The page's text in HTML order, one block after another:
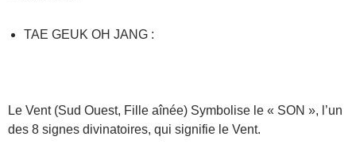
TAE GEUK OH JANG :
Le Vent (Sud Ouest, Fille aînée) Symbolise le « SON », l’un
des 8 signes divinatoires, qui signifie le Vent.